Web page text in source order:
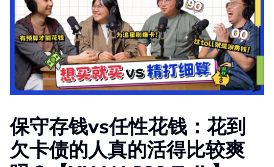
保守存钱vs任性花钱：花到
欠卡债的人真的活得比较爽